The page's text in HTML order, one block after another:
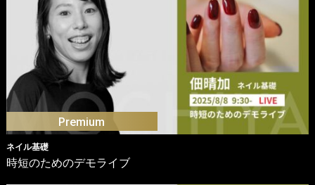
ネイル基礎
時短のためのデモライブ